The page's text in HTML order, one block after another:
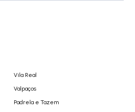
Vila Real
Valpaços
Padrela e Tazem